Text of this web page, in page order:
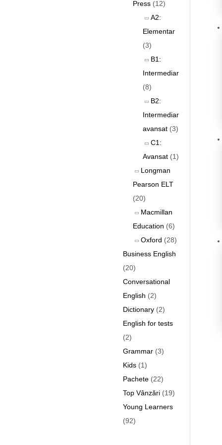
Press (12)
A2:
Elementar
(3)
B1:
Intermediar
(8)
B2:
Intermediar
avansat (3)
C1:
Avansat (1)
Longman
Pearson ELT
(20)
Macmillan
Education (6)
Oxford (28)
Business English
(20)
Conversational
English (2)
Dictionary (2)
English for tests
(2)
Grammar (3)
Kids (1)
Pachete (22)
Top Vânzări (19)
Young Learners
(92)